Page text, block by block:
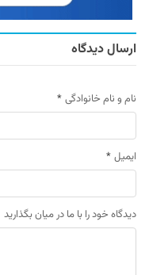
ارسال دیدگاه
نام و نام خانوادگی *
ایمیل *
دیدگاه خود را با ما در میان بگذارید